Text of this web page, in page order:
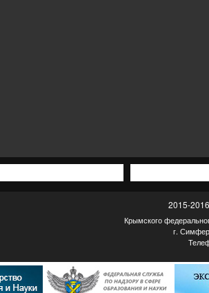
2015-
Крымского
г.